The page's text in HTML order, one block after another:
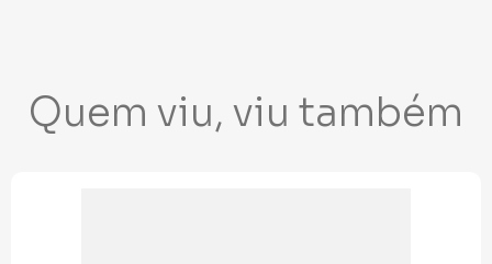
Quem viu, viu também